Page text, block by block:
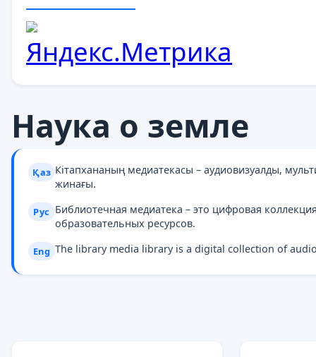
Наука о земле
Қаз Кітапхананың медиатекасы – аудиовизуалды,
жинағы.
Рус Библиотечная медиатека – это цифровая
образовательных ресурсов.
Eng The library media library is a digital collection of